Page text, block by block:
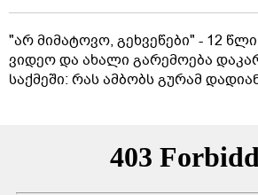
"არ მიმატოვო, გეხვეწები" - 12
ვიდეო და ახალი გარემოება
საქმეში: რას ამბობს გურამ